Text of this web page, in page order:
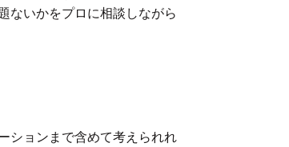
ないかをプロに相談しながら
ションまで含めて考えられれ